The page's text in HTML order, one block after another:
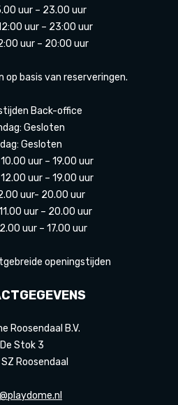
uur – 23.00 uur
uur – 23:00 uur
uur – 20:00 uur
op basis van reserveringen.
Back-office
Gesloten
Gesloten
uur – 19.00 uur
uur – 19.00 uur
uur- 20.00 uur
uur – 20.00 uur
uur – 17.00 uur
openingstijden
Roosendaal B.V.
De Stok 3
Roosendaal